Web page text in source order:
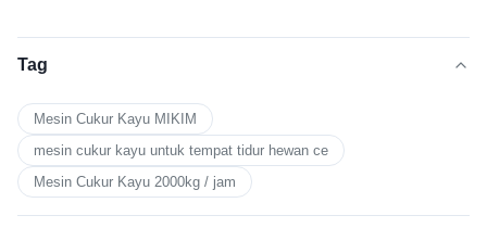
Tag
Mesin Cukur Kayu MIKIM
mesin cukur kayu untuk tempat tidur hewan ce
Mesin Cukur Kayu 2000kg / jam